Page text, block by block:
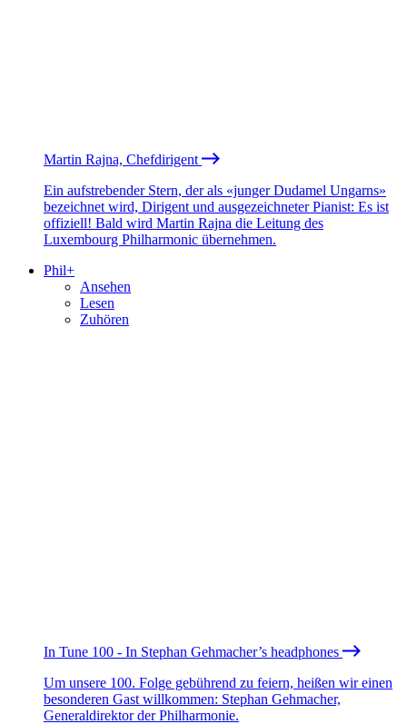
Martin Rajna, Chefdirigent
Ein aufstrebender Stern, der als «junger Dudamel Ungarns»
bezeichnet wird, Dirigent und ausgezeichneter Pianist: Es ist
offiziell! Bald wird Martin Rajna die Leitung des
Luxembourg Philharmonic übernehmen.
Phil+
Ansehen
Lesen
Zuhören
In Tune 100 - In Stephan Gehmacher’s headphones
Um unsere 100. Folge gebührend zu feiern, heißen wir einen
besonderen Gast willkommen: Stephan Gehmacher,
Generaldirektor der Philharmonie.